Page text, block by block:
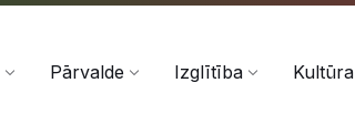
Pārvalde Izglītība Kultūra